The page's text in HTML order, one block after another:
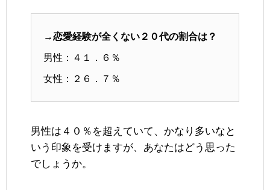
→恋愛経験が全くない２０代の割合は？
男性：４１．６％
女性：２６．７％
男性は４０％を超えていて、かなり多いなと
いう印象を受けますが、あなたはどう思った
でしょうか。